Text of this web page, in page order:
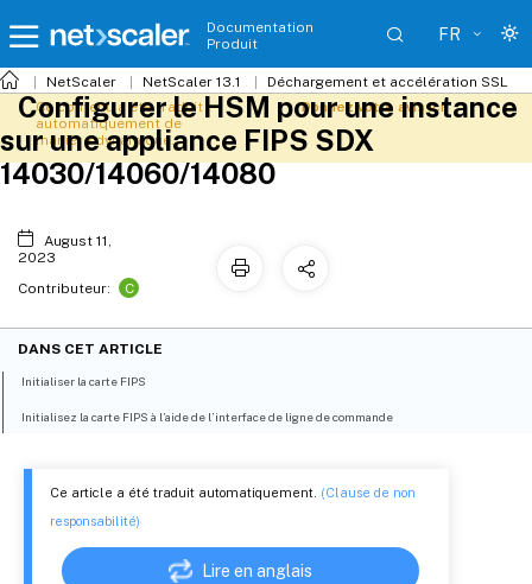
Documentation
Produit
FR
NetScaler NetScaler 13.1 Déchargement et accélération SSL
Ce article a été traduit automatiquement. (Clause de non
responsabilité)
Lire en anglais
Ce contenu a été traduit
automatiquement de
manière dynamique.
Donnez votre avis ici
Configurer le HSM pour une instance
sur une appliance FIPS SDX
14030/14060/14080
August 11,
2023
Contributeur:
C
DANS CET ARTICLE
Initialiser la carte FIPS
Initialisez la carte FIPS à l’aide de l’interface de ligne de commande